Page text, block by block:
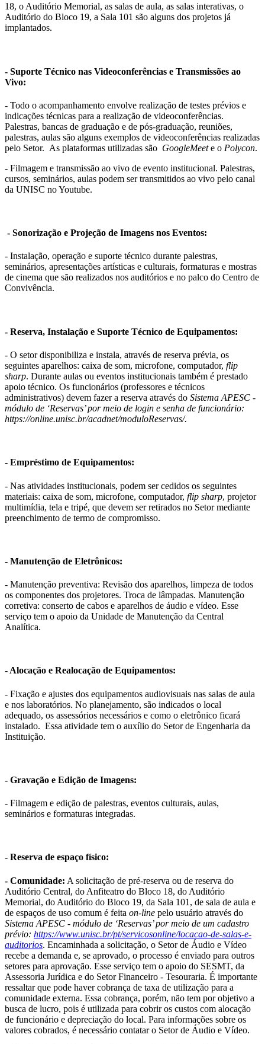
18, o Auditório Memorial, as salas de aula, as salas interativas, o
Auditório do Bloco 19, a Sala 101 são alguns dos projetos já
implantados.
- Suporte Técnico nas Videoconferências e Transmissões ao
Vivo:
- Todo o acompanhamento envolve realização de testes prévios e
indicações técnicas para a realização de videoconferências.
Palestras, bancas de graduação e de pós-graduação, reuniões,
palestras, aulas são alguns exemplos de videoconferências realizadas
pelo Setor. As plataformas utilizadas são GoogleMeete o Polycon.
- Filmagem e transmissão ao vivo de evento institucional. Palestras,
cursos, seminários, aulas podem ser transmitidos ao vivo pelo canal
da UNISC no Youtube.
- Sonorização e Projeção de Imagens nos Eventos:
- Instalação, operação e suporte técnico durante palestras,
seminários, apresentações artísticas e culturais, formaturas e mostras
de cinema que são realizados nos auditórios e no palco do Centro de
Convivência.
- Reserva, Instalação e Suporte Técnico de Equipamentos:
- O setor disponibiliza e instala, através de reserva prévia, os
seguintes aparelhos: caixa de som, microfone, computador, flip
sharp. Durante aulas ou eventos institucionais também é prestado
apoio técnico. Os funcionários (professores e técnicos
administrativos) devem fazer a reserva através do Sistema APESC -
módulo de ‘Reservas’ por meio de login e senha de funcionário:
https://online.unisc.br/acadnet/moduloReservas/.
- Empréstimo de Equipamentos:
- Nas atividades institucionais, podem ser cedidos os seguintes
materiais: caixa de som, microfone, computador, flip sharp, projetor
multimídia, tela e tripé, que devem ser retirados no Setor mediante
preenchimento de termo de compromisso.
- Manutenção de Eletrônicos:
- Manutenção preventiva: Revisão dos aparelhos, limpeza de todos
os componentes dos projetores. Troca de lâmpadas. Manutenção
corretiva: conserto de cabos e aparelhos de áudio e vídeo. Esse
serviço tem o apoio da Unidade de Manutenção da Central
Analítica.
- Alocação e Realocação de Equipamentos:
- Fixação e ajustes dos equipamentos audiovisuais nas salas de aula
e nos laboratórios. No planejamento, são indicados o local
adequado, os assessórios necessários e como o eletrônico ficará
instalado. Essa atividade tem o auxílio do Setor de Engenharia da
Instituição.
- Gravação e Edição de Imagens:
- Filmagem e edição de palestras, eventos culturais, aulas,
seminários e formaturas integradas.
- Reserva de espaço físico:
- Comunidade: A solicitação de pré-reserva ou de reserva do
Auditório Central, do Anfiteatro do Bloco 18, do Auditório
Memorial, do Auditório do Bloco 19, da Sala 101, de sala de aula e
de espaços de uso comum é feita on-line pelo usuário através do
Sistema APESC - módulo de ‘Reservas’ por meio de um cadastro
prévio: https://www.unisc.br/pt/servicosonline/locacao-de-salas-e-
auditorios. Encaminhada a solicitação, o Setor de Áudio e Vídeo
recebe a demanda e, se aprovado, o processo é enviado para outros
setores para aprovação. Esse serviço tem o apoio do SESMT, da
Assessoria Jurídica e do Setor Financeiro - Tesouraria. É importante
ressaltar que pode haver cobrança de taxa de utilização para a
comunidade externa. Essa cobrança, porém, não tem por objetivo a
busca de lucro, pois é utilizada para cobrir os custos com alocação
de funcionário e depreciação do local. Para informações sobre os
valores cobrados, é necessário contatar o Setor de Áudio e Vídeo.